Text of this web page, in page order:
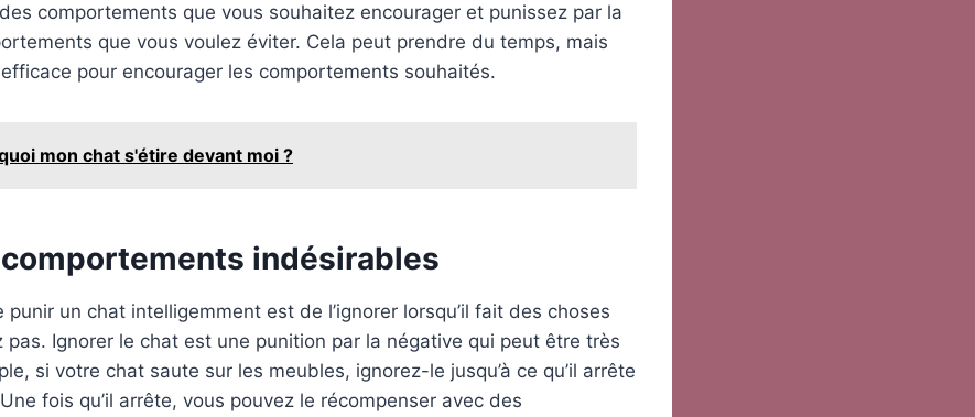
comportements que vous souhaitez encourager et punissez par la
que vous voulez éviter. Cela peut prendre du temps, mais
pour encourager les comportements souhaités.
mon chat s'étire devant moi ?
indésirables
un chat intelligemment est de l’ignorer lorsqu’il fait des choses
pas. Ignorer le chat est une punition par la négative qui peut être très
si votre chat saute sur les meubles, ignorez-le jusqu’à ce qu’il arrête
fois qu’il arrête, vous pouvez le récompenser avec des